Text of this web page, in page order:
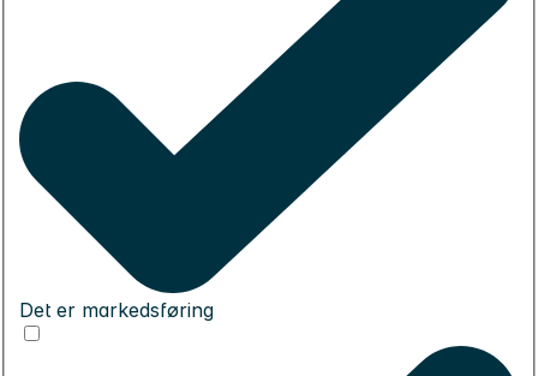
Det er markedsføring